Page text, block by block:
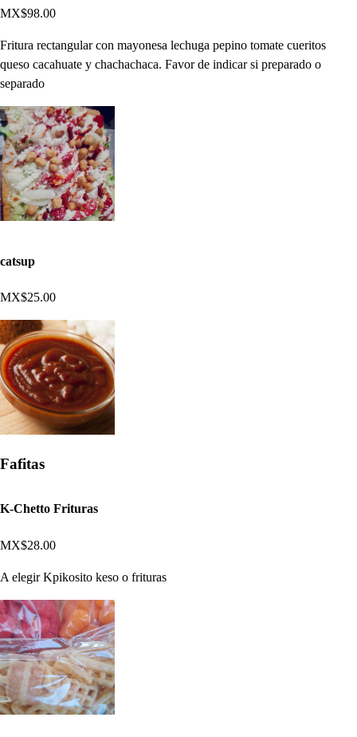
MX$98.00
Fritura rectangular con mayonesa lechuga pepino tomate cueritos
queso cacahuate y chachachaca. Favor de indicar si preparado o
separado
catsup
MX$25.00
Fafitas
K-Chetto Frituras
MX$28.00
A elegir Kpikosito keso o frituras